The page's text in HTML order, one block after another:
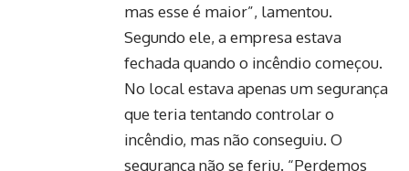
mas esse é maior”, lamentou.
Segundo ele, a empresa estava
fechada quando o incêndio começou.
No local estava apenas um segurança
que teria tentando controlar o
incêndio, mas não conseguiu. O
segurança não se feriu. “Perdemos